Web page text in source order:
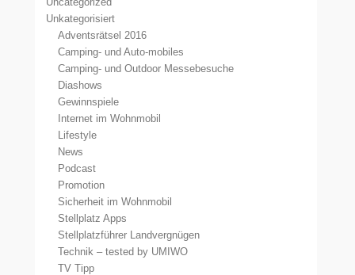
Unkategorisiert
Adventsrätsel 2016
Camping- und Auto-mobiles
Camping- und Outdoor Messebesuche
Diashows
Gewinnspiele
Internet im Wohnmobil
Lifestyle
News
Podcast
Promotion
Sicherheit im Wohnmobil
Stellplatz Apps
Stellplatzführer Landvergnügen
Technik – tested by UMIWO
TV Tipp